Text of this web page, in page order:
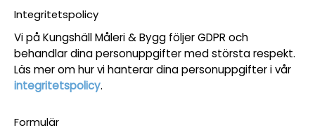
Integritetspolicy
Vi på Kungshäll Måleri & Bygg följer GDPR och
behandlar dina personuppgifter med största respekt.
Läs mer om hur vi hanterar dina personuppgifter i vår
integritetspolicy.
Formulär